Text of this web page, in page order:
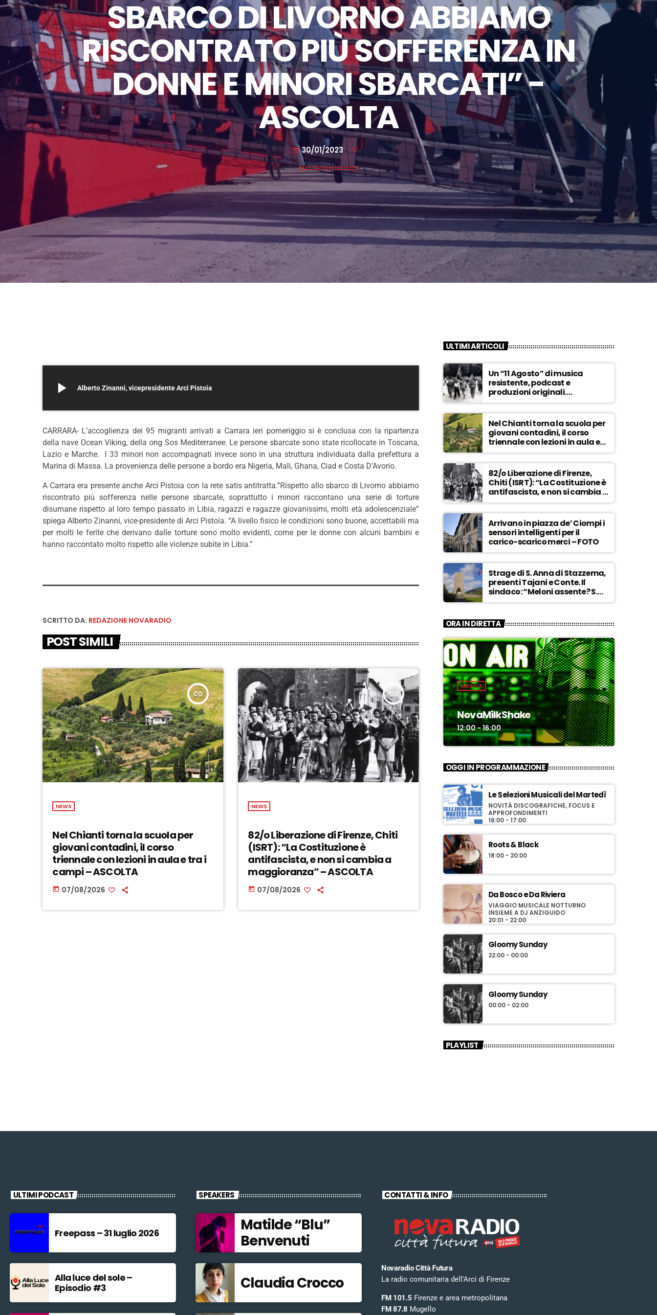
SBARCO DI LIVORNO ABBIAMO
RISCONTRATO PIÙ SOFFERENZA IN
DONNE E MINORI SBARCATI” -
ASCOLTA
today 30/01/2023
play_arrow Alberto Zinanni, vicepresidente Arci Pistoia
CARRARA- L’accoglienza dei 95 migranti arrivati a Carrara ieri pomeriggio si è conclusa con la ripartenza
della nave Ocean Viking, della ong Sos Mediterranee. Le persone sbarcate sono state ricollocate in Toscana,
Lazio e Marche. I 33 minori non accompagnati invece sono in una struttura individuata dalla prefettura a
Marina di Massa. La provenienza delle persone a bordo era Nigeria, Mali, Ghana, Ciad e Costa D’Avorio.
A Carrara era presente anche Arci Pistoia con la rete satis antitratta.”Rispetto allo sbarco di Livorno abbiamo
riscontrato più sofferenza nelle persone sbarcate, soprattutto i minori raccontano una serie di torture
disumane rispetto al loro tempo passato in Libia, ragazzi e ragazze giovanissimi, molti età adolescenziale”
spiega Alberto Zinanni, vice-presidente di Arci Pistoia. “A livello fisico le condizioni sono buone, accettabili ma
per molti le ferite che derivano dalle torture sono molto evidenti, come per le donne con alcuni bambini e
hanno raccontato molto rispetto alle violenze subìte in Libia.”
SCRITTO DA: REDAZIONE NOVARADIO
POST SIMILI
insert_link
NEWS
Nel Chianti torna la scuola per
giovani contadini, il corso
triennale con lezioni in aula e tra i
campi – ASCOLTA
today 07/08/2026
insert_link
NEWS
82/o Liberazione di Firenze, Chiti
(ISRT): “La Costituzione è
antifascista, e non si cambia a
maggioranza” – ASCOLTA
today 07/08/2026
ULTIMI ARTICOLI
Un “11 Agosto” di musica
resistente, podcast e
produzioni originali.
Novaradio festeggia in onda
la Liberazione di Firenze
Nel Chianti torna la scuola per
giovani contadini, il corso
triennale con lezioni in aula e
tra i campi – ASCOLTA
82/o Liberazione di Firenze,
Chiti (ISRT): “La Costituzione è
antifascista, e non si cambia a
maggioranza” – ASCOLTA
Arrivano in piazza de’ Ciompi i
sensori intelligenti per il
carico-scarico merci – FOTO
Strage di S. Anna di Stazzema,
presenti Tajani e Conte. Il
sindaco: “Meloni assente? S.
Anna aperta tutto l’anno…” –
ORA IN DIRETTA
MUSICA
NovaMilkShake
12:00 - 16:00
OGGI IN PROGRAMMAZIONE
Le Selezioni Musicali del Martedì
NOVITÀ DISCOGRAFICHE, FOCUS E
APPROFONDIMENTI
16:00 - 17:00
Roots & Black
18:00 - 20:00
Da Bosco e Da Riviera
VIAGGIO MUSICALE NOTTURNO
INSIEME A DJ ANZIGUIDO
20:01 - 22:00
Gloomy Sunday
22:00 - 00:00
Gloomy Sunday
00:00 - 02:00
PLAYLIST
ULTIMI PODCAST
Freepass – 31 luglio 2026
Alla luce del sole –
Episodio #3
SPEAKERS
Matilde “Blu”
Benvenuti
Claudia Crocco
CONTATTI & INFO
Novaradio Città Futura
La radio comunitaria dell’Arci di Firenze
FM 101.5 Firenze e area metropolitana
FM 87.8 Mugello